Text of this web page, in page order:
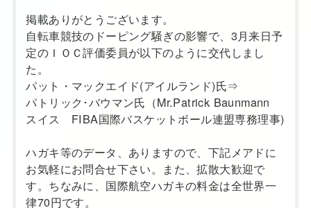
掲載ありがとうございます。
自転車競技のドーピング騒ぎの影響で、3月来日予
定のＩＯＣ評価委員が以下のように交代しまし
た。
パット・マックエイド(アイルランド)氏⇒
パトリック･バウマン氏（Mr.Patrick Baunmann
スイス FIBA国際バスケットボール連盟専務理事)
ハガキ等のデータ、ありますので、下記メアドに
お気軽にお問合せ下さい。また、拡散大歓迎で
す。ちなみに、国際航空ハガキの料金は全世界一
律70円です。